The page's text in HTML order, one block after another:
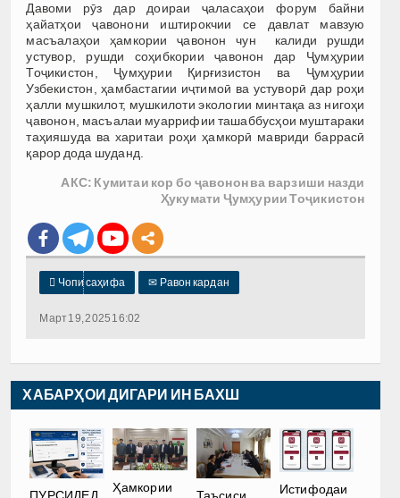
Давоми рӯз дар доираи ҷаласаҳои форум байни
ҳайатҳои ҷавонони иштирокчии се давлат мавзую
масъалаҳои ҳамкории ҷавонон чун калиди рушди
устувор, рушди соҳибкории ҷавонон дар Ҷумҳурии
Тоҷикистон, Ҷумҳурии Қирғизистон ва Ҷумҳурии
Узбекистон, ҳамбастагии иҷтимоӣ ва устуворӣ дар роҳи
ҳалли мушкилот, мушкилоти экологии минтақа аз нигоҳи
ҷавонон, масъалаи муаррифии ташаббусҳои муштараки
таҳияшуда ва харитаи роҳи ҳамкорӣ мавриди баррасӣ
қарор дода шуданд.
АКС: Кумитаи кор бо ҷавонон ва варзиши назди
Ҳукумати Ҷумҳурии Тоҷикистон
 Чопи саҳифа ✉ Равон кардан
Март 19, 2025 16:02
ХАБАРҲОИ ДИГАРИ ИН БАХШ
ПУРСИДЕД,
Ҳамкории
Таъсиси
Истифодаи